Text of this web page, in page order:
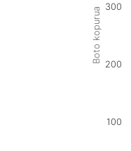
Boto kopurua
100
200
300